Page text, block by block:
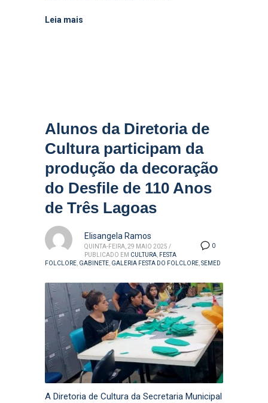
Leia mais
Alunos da Diretoria de
Cultura participam da
produção da decoração
do Desfile de 110 Anos
de Três Lagoas
0
Elisangela Ramos
QUINTA-FEIRA, 29 MAIO 2025 /
PUBLICADO EM CULTURA FESTA
FOLCLORE GABINETE GALERIA FESTA DO FOLCLORE SEMED
A Diretoria de Cultura da Secretaria Municipal